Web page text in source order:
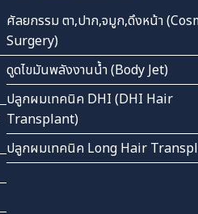
ศัลยกรรม ตา,ปาก,จมูก,ดึงหน้า
Surgery)
ดูดไขมันพลังงานน้ำ (Body Jet)
ปลูกผมเทคนิค DHI (DHI Hair
Transplant)
ปลูกผมเทคนิค Long Hair